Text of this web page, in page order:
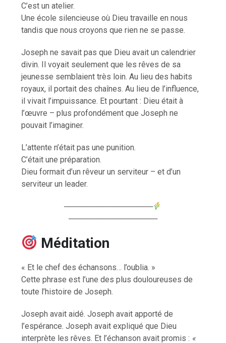
C’est un atelier.
Une école silencieuse où Dieu travaille en nous
tandis que nous croyons que rien ne se passe.
Joseph ne savait pas que Dieu avait un calendrier
divin. Il voyait seulement que les rêves de sa
jeunesse semblaient très loin. Au lieu des habits
royaux, il portait des chaînes. Au lieu de l’influence,
il vivait l’impuissance. Et pourtant : Dieu était à
l’œuvre – plus profondément que Joseph ne
pouvait l’imaginer.
L’attente n’était pas une punition.
C’était une préparation.
Dieu formait d’un rêveur un serviteur – et d’un
serviteur un leader.
────────────────
────────────────
Méditation
« Et le chef des échansons… l’oublia. »
Cette phrase est l’une des plus douloureuses de
toute l’histoire de Joseph.
Joseph avait aidé. Joseph avait apporté de
l’espérance. Joseph avait expliqué que Dieu
interprète les rêves. Et l’échanson avait promis : «